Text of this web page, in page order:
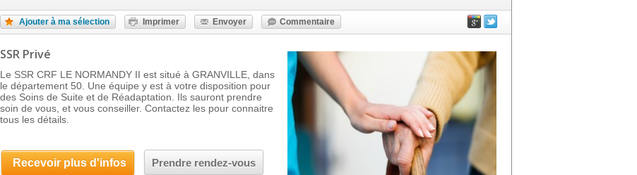
Ajouter à ma sélection Imprimer Envoyer Commentaire
SSR Privé
Le SSR CRF LE NORMANDY II est situé à GRANVILLE, dans
le département 50. Une équipe y est à votre disposition pour
des Soins de Suite et de Réadaptation. Ils sauront prendre
soin de vous, et vous conseiller. Contactez les pour connaitre
tous les détails.
Recevoir plus d'infos Prendre rendez-vous